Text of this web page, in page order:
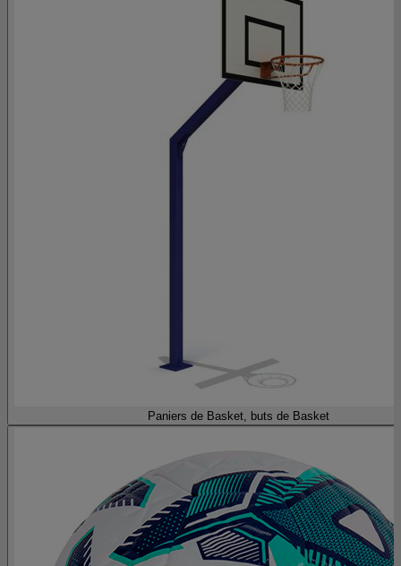
Paniers de Basket, buts de Basket